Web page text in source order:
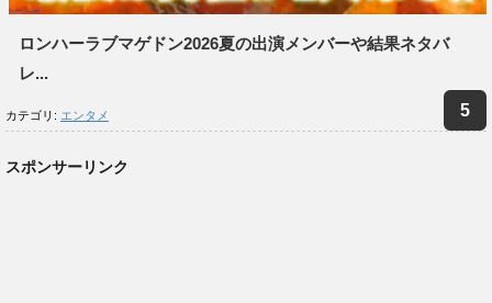
ロンハーラブマゲドン2026夏の出演メンバーや結果ネタバ
レ...
カテゴリ: エンタメ
スポンサーリンク